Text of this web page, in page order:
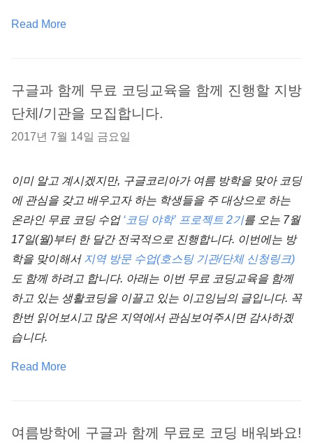
Read More
구글과 함께 무료 코딩교육을 함께 진행할 지방
단체/기관을 모집합니다.
2017년 7월 14일 금요일
이미 알고 계시겠지만, 구글코리아가 여름 방학을 맞아 코딩
에 관심을 갖고 배우고자 하는 학생들을 주 대상으로 하는
온라인 무료 코딩 수업 ‘코딩 야학’ 프로젝트 2기를 오는 7월
17일(월)부터 한 달간 전국적으로 진행합니다. 이번에는 방
학을 맞이해서 지역 방문 수업(호스팅 기관/단체 신청링크)
도 함께 하려고 합니다. 아래는 이번 무료 코딩교육을 함께
하고 있는 생활코딩을 이끌고 있는 이고잉님의 글입니다. 꼭
한번 읽어보시고 많은 지역에서 관심보여주시면 감사하곘
습니다.
Read More
여름방학에 구글과 함께 무료로 코딩 배워봐요!